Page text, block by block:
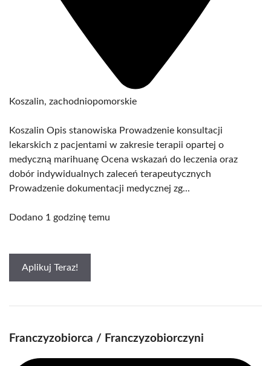
Koszalin, zachodniopomorskie
Koszalin Opis stanowiska Prowadzenie konsultacji
lekarskich z pacjentami w zakresie terapii opartej o
medyczną marihuanę Ocena wskazań do leczenia oraz
dobór indywidualnych zaleceń terapeutycznych
Prowadzenie dokumentacji medycznej zg...
Dodano 1 godzinę temu
Aplikuj Teraz!
Franczyzobiorca / Franczyzobiorczyni